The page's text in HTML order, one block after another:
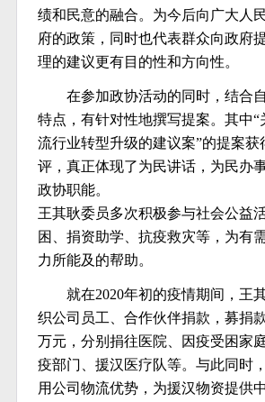
绩和民意的融合。为今后向广大人
府的政策，同时也代表群众向政府
理的建议更有目的性和方向性。
在参加政协活动的同时，结合
特点，有针对性地撰写提案。其中“
流行业转型升级的建议案”的提案获
评，真正体现了为民讲话，为民办
政协职能。
王其耿委员多次积极参与社会公益
困、捐资助学、抗疫救灾等，为有
力所能及的帮助。
就在2020年初的疫情期间，王
织公司员工、合作伙伴捐款，募捐
万元，分别捐往医院、因疫受困家
疫部门、援汉医疗队等。与此同时
用公司物流优势，为援汉物资提供